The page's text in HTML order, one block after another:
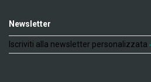
Newsletter
Iscriviti alla newsletter personalizzata